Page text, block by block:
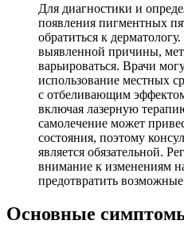
Для диагностики и
появления пигментных
обратиться к
выявленной причины,
варьироваться. Врачи
использование местных
с отбеливающим
включая лазерную
самолечение может
состояния, поэтому
является обязательной.
внимание к изменениям
предотвратить
Основные